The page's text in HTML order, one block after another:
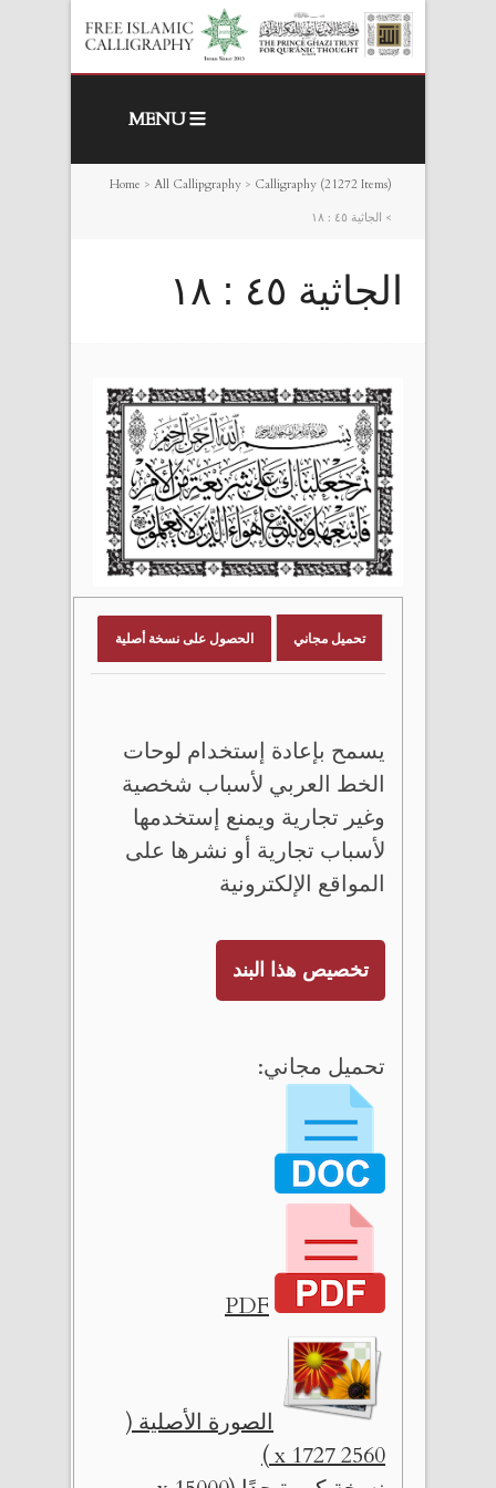
MENU
Home > All Callipgraphy > Calligraphy (21272 Items)
> الجاثية ٤٥ : ١٨
الجاثية ٤٥ : ١٨
تحميل مجاني الحصول على نسخة أصلية
يسمح بإعادة إستخدام لوحات
الخط العربي لأسباب شخصية
وغير تجارية ويمنع إستخدمها
لأسباب تجارية أو نشرها على
المواقع الإلكترونية
تخصيص هذا البند
تحميل مجاني:
PDF
الصورة الأصلية (
2560 x 1727 )